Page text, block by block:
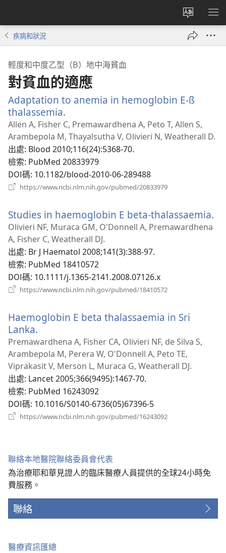
更
改
網
顯
疾病和狀況
輕度和中度乙型（Β）地中海貧血
對貧血的適應
Adaptation to anemia in hemoglobin E-ß
thalassemia.
啟
新
視
窗）
Allen A, Fisher C, Premawardhena A, Peto T, Allen S,
Arambepola M, Thayalsutha V, Olivieri N, Weatherall D.
出處‎: Blood 2010;116(24):5368-70.
檢索‎: PubMed 20833979
DOI碼‎: 10.1182/blood-2010-06-289488
https://www.ncbi.nlm.nih.gov/pubmed/20833979
視
窗）
Studies in haemoglobin E beta-thalassaemia.
Olivieri NF, Muraca GM, O'Donnell A, Premawardhena
A, Fisher C, Weatherall DJ.
出處‎: Br J Haematol 2008;141(3):388-97.
檢索‎: PubMed 18410572
DOI碼‎: 10.1111/j.1365-2141.2008.07126.x
https://www.ncbi.nlm.nih.gov/pubmed/18410572
視
Haemoglobin E beta thalassaemia in Sri
Lanka.
啟
新
視
窗）
Premawardhena A, Fisher CA, Olivieri NF, de Silva S,
Arambepola M, Perera W, O'Donnell A, Peto TE,
Viprakasit V, Merson L, Muraca G, Weatherall DJ.
出處‎: Lancet 2005;366(9495):1467-70.
檢索‎: PubMed 16243092
DOI碼‎: 10.1016/S0140-6736(05)67396-5
https://www.ncbi.nlm.nih.gov/pubmed/16243092
聯絡本地醫院聯絡委員會代表
為治療耶和華見證人的臨床醫療人員提供的全球24小時免
費服務。
聯絡
醫療資訊匯總